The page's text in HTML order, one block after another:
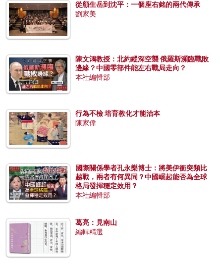
從顧生岳到沈平：一個座右銘的兩代傳承
劉家美
陳文鴻教授：北約縱深空襲 俄羅斯瀕臨戰敗
邊緣？中國零部件能左右戰局走向？
本社編輯部
行為不檢 培育教化才能治本
陳家偉
國際關係學者孔永樂博士：將美伊衝突類比
越戰，兩者有何異同？中國崛起能否為全球
格局發揮穩定效用？
本社編輯部
葛亮：見南山
編輯精選